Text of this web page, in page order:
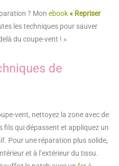
? Mon ebook« Repriser
les techniques pour sauver
du coupe-vent ! »
de
vent, nettoyez la zone avec de
fils qui dépassent et appliquez un
Pour une réparation plus solide,
et à l’extérieur du tissu.